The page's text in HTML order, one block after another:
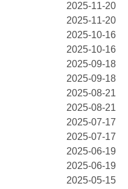
2025-11-20
2025-11-20
2025-10-16
2025-10-16
2025-09-18
2025-09-18
2025-08-21
2025-08-21
2025-07-17
2025-07-17
2025-06-19
2025-06-19
2025-05-15